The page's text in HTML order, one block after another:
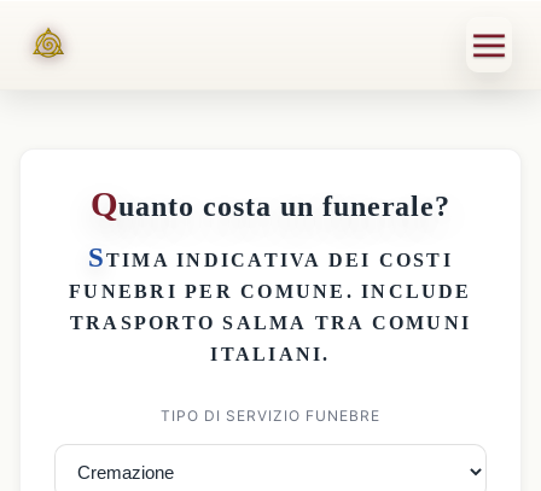
Quanto costa un funerale?
STIMA INDICATIVA DEI COSTI
FUNEBRI PER COMUNE . INCLUDE
TRASPORTO SALMA TRA COMUNI
ITALIANI.
TIPO DI SERVIZIO FUNEBRE